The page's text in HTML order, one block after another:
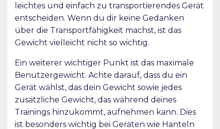
leichtes und einfach zu transportierendes Gerät
entscheiden. Wenn du dir keine Gedanken
über die Transportfähigkeit machst, ist das
Gewicht vielleicht nicht so wichtig.
Ein weiterer wichtiger Punkt ist das maximale
Benutzergewicht. Achte darauf, dass du ein
Gerät wählst, das dein Gewicht sowie jedes
zusätzliche Gewicht, das während deines
Trainings hinzukommt, aufnehmen kann. Dies
ist besonders wichtig bei Geräten wie Hanteln